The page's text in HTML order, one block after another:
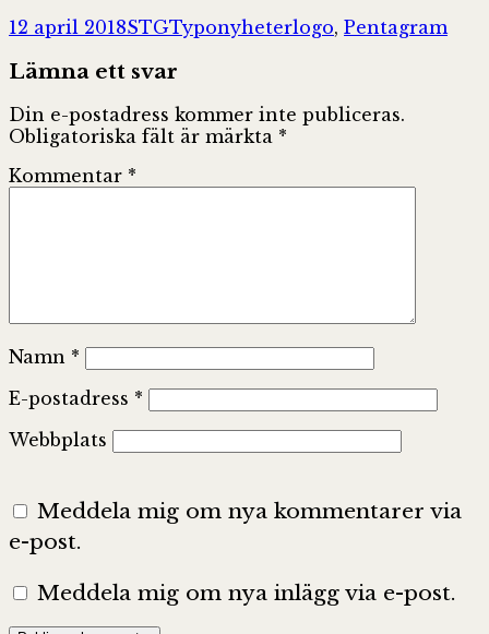
Postat
12 april 2018Författare
STGKategorier
TyponyheterTaggar
logo, Pentagram
Lämna ett svar
Din e-postadress kommer inte publiceras.
Obligatoriska fält är märkta *
Kommentar *
Namn *
E-postadress *
Webbplats
Meddela mig om nya kommentarer via
e-post.
Meddela mig om nya inlägg via e-post.